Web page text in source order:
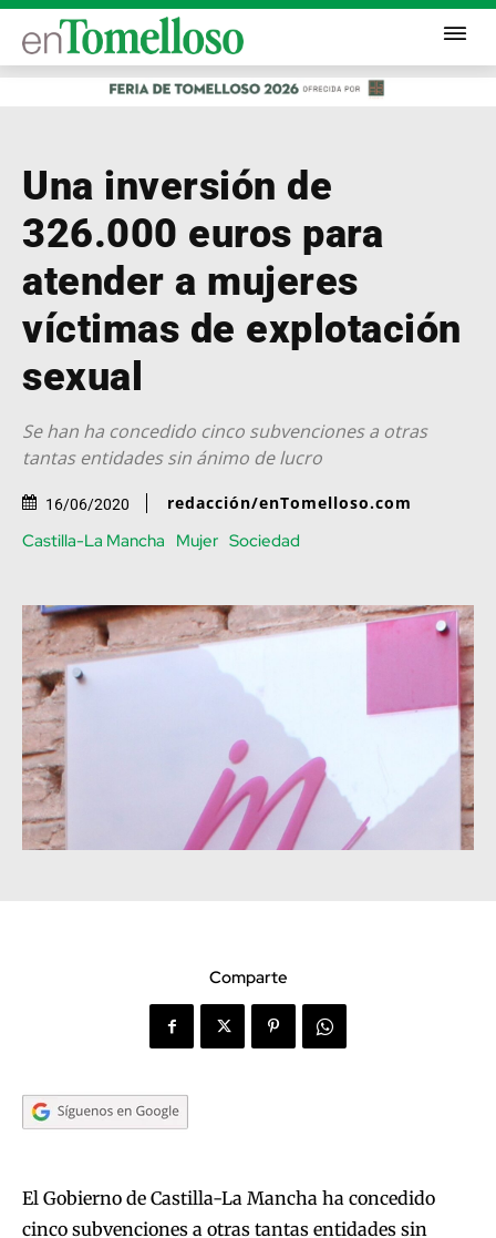
Una inversión de
326.000 euros para
atender a mujeres
víctimas de explotación
sexual
Se han ha concedido cinco subvenciones a otras
tantas entidades sin ánimo de lucro
16/06/2020 redacción/enTomelloso.com
Castilla-La Mancha Mujer Sociedad
Comparte
El Gobierno de Castilla-La Mancha ha concedido
cinco subvenciones a otras tantas entidades sin